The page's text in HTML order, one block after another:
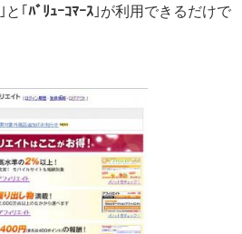
｣と｢ ﾊﾞﾘｭｰｺﾏｰｽ ｣が利用できるだけで